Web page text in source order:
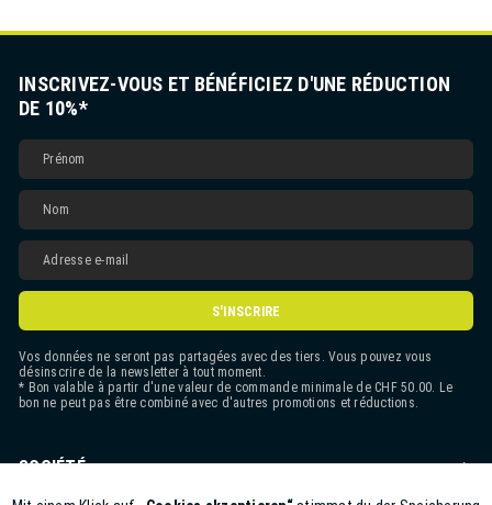
INSCRIVEZ-VOUS ET BÉNÉFICIEZ D'UNE RÉDUCTION
DE 10%*
S'INSCRIRE
Vos données ne seront pas partagées avec des tiers. Vous pouvez vous
désinscrire de la newsletter à tout moment.
* Bon valable à partir d'une valeur de commande minimale de CHF 50.00. Le
bon ne peut pas être combiné avec d'autres promotions et réductions.
SOCIÉTÉ